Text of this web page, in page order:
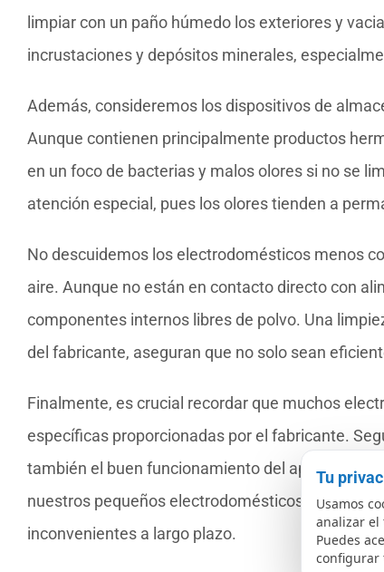
limpiar con un paño húmedo los exteriores y
incrustaciones y depósitos minerales,
Además, consideremos los dispositivos de
Aunque contienen principalmente productos
en un foco de bacterias y malos olores si no se
atención especial, pues los olores tienden a
No descuidemos los electrodomésticos menos
aire. Aunque no están en contacto directo con
componentes internos libres de polvo. Una
del fabricante, aseguran que no solo sean
Finalmente, es crucial recordar que muchos
específicas proporcionadas por el fabricante.
también el buen funcionamiento del aparato. La
nuestros pequeños electrodomésticos limpios y
inconvenientes a largo plazo.
Tu
Usamos
analizar el
Puedes
configurar